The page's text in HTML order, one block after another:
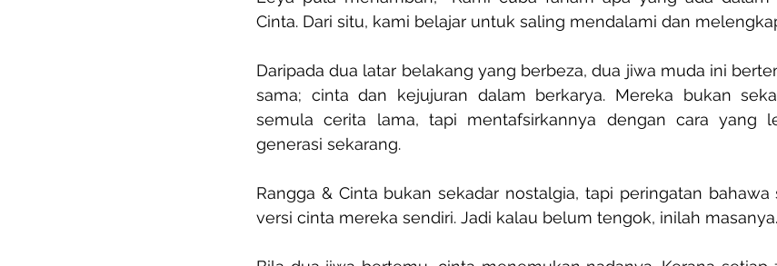
Cinta. Dari situ, kami belajar untuk saling mendalami dan
Daripada dua latar belakang yang berbeza, dua jiwa muda ini
sama; cinta dan kejujuran dalam berkarya. Mereka bukan
semula cerita lama, tapi mentafsirkannya dengan cara yang
generasi sekarang.
Rangga & Cinta bukan sekadar nostalgia, tapi peringatan bahawa
versi cinta mereka sendiri. Jadi kalau belum tengok, inilah masanya.